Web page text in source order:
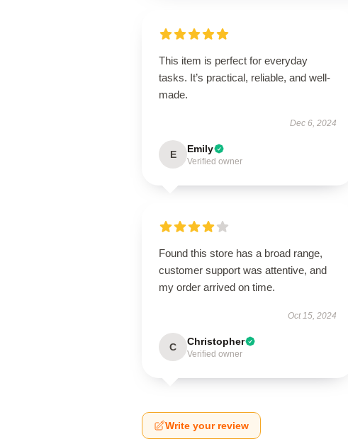
This item is perfect for everyday
tasks. It’s practical, reliable, and well-
made.
Dec 6, 2024
E Emily
Verified owner
Found this store has a broad range,
customer support was attentive, and
my order arrived on time.
Oct 15, 2024
C Christopher
Verified owner
Write your review